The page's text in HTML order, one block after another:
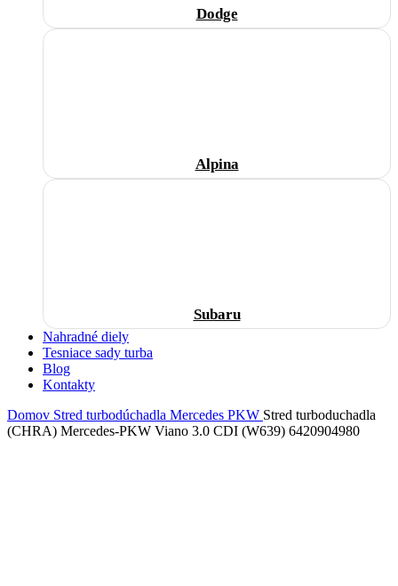
Dodge
Alpina
Subaru
Nahradné diely
Tesniace sady turba
Blog
Kontakty
Domov Stred turbodúchadla Mercedes PKW Stred turboduchadla
(CHRA) Mercedes-PKW Viano 3.0 CDI (W639) 6420904980